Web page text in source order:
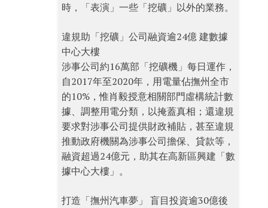
時，「表演」一些「挖礦」以外的業務。
違規助「挖礦」公司融資逾24億 建數據
中心大樓
涉事公司約16萬部「挖礦機」每日運作，
自2017年至2020年，用電量佔撫州全市
的10%，惟肖毅授意相關部門虛構統計數
據、調整用電分類，以掩蓋真相；還違規
要求對涉事公司提供財政補貼，甚至違規
推動政府機關為涉事公司擔保、貸款等，
融資超過24億元，助其在高新區興建「數
據中心大樓」。
打造「撫州汽車夢」 盲目投資逾30億後